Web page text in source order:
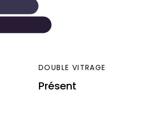
DOUBLE VITRAGE
Présent